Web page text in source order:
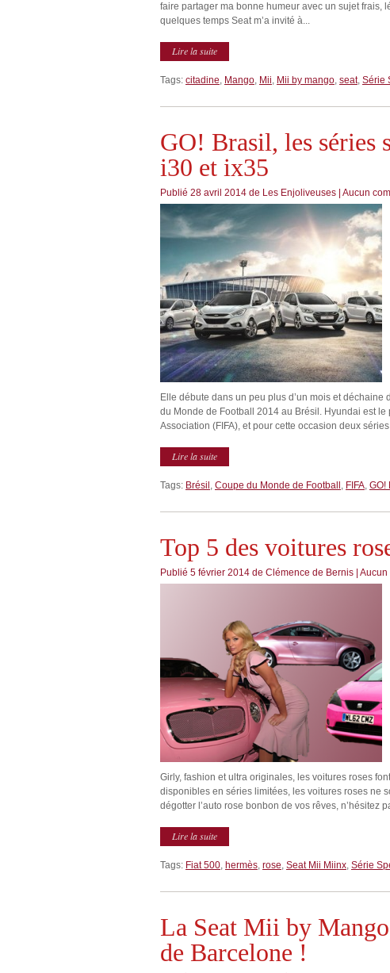
faire partager ma bonne humeur avec un sujet frais,
quelques temps Seat m’a invité à...
Lire la suite
Tags: citadine, Mango, Mii, Mii by mango, seat, Série
GO! Brasil, les séries
i30 et ix35
Publié 28 avril 2014 de Les Enjoliveuses Aucun
Elle débute dans un peu plus d’un mois et déchaine
du Monde de Football 2014 au Brésil. Hyundai est
Association (FIFA), et pour cette occasion deux
Lire la suite
Tags: Brésil , Coupe du Monde de Football , FIFA, GO!
Top 5 des voitures
Publié 5 février 2014 de Clémence de Bernis Aucun
Girly, fashion et ultra originales, les voitures roses
disponibles en séries limitées, les voitures roses ne
dégotter l’auto rose bonbon de vos rêves, n’hésitez
Lire la suite
Tags: Fiat 500, hermès, rose, Seat Mii Miinx, Série
La Seat Mii by
de Barcelone !